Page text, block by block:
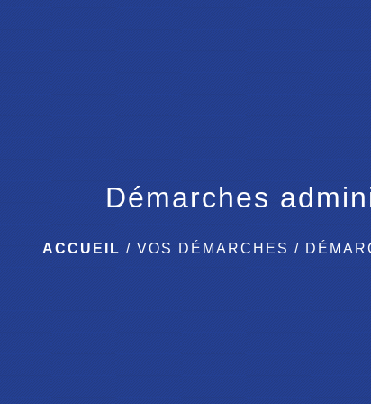
Démarches
ACCUEIL / VOS DÉMARCHES /